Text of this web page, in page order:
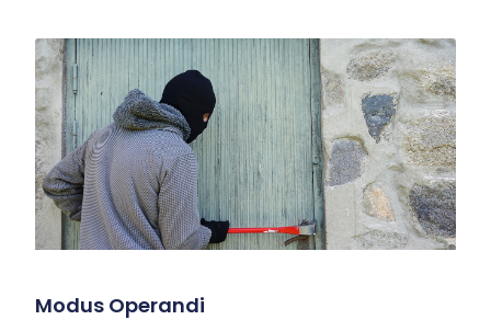
Modus Operandi